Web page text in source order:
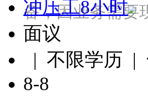
备，因业务需
冲压工8小时
面议
| 不限学历 |
8-8